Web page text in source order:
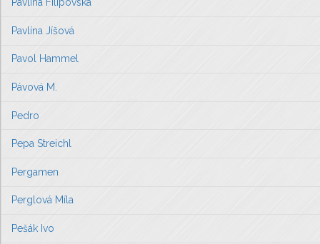
Pavlína Jíšová
Pavol Hammel
Pávová M.
Pedro
Pepa Streichl
Pergamen
Perglová Míla
Pešák Ivo